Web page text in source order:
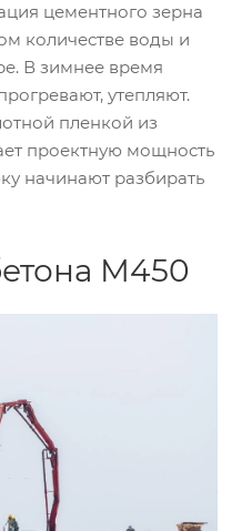
цементного зерна
количестве воды и
В зимнее время
утепляют.
пленкой из
проектную мощность
начинают разбирать
М450